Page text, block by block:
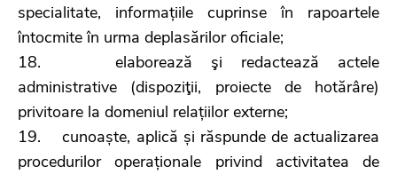
specialitate, informațiile cuprinse în rapoartele
întocmite în urma deplasărilor oficiale;
18. elaborează şi redactează actele
administrative (dispoziţii, proiecte de hotărâre)
privitoare la domeniul relațiilor externe;
19. cunoaște, aplică și răspunde de actualizarea
procedurilor operaționale privind activitatea de